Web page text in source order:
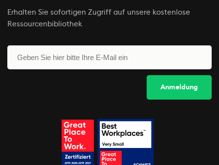
Erhalten Sie sofortigen Zugriff auf unsere kostenlose
Ressourcenbibliothek
Erhalten Sie jetzt ihren gratis Zugang!
Wir werden ihnen regelmässig Tipps, Vorlagen und spannende
Webinare sowie Liste von interessanten Tools zusenden.